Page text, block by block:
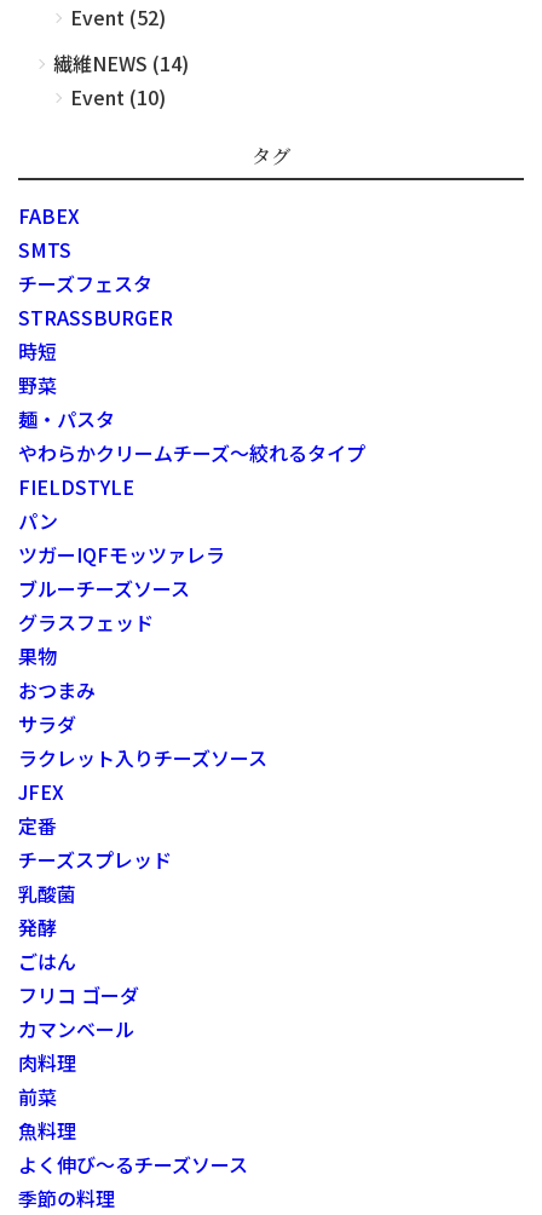
Event (52)
繊維NEWS (14)
Event (10)
タグ
FABEX
SMTS
チーズフェスタ
STRASSBURGER
時短
野菜
麺・パスタ
やわらかクリームチーズ～絞れるタイプ
FIELDSTYLE
パン
ツガーIQFモッツァレラ
ブルーチーズソース
グラスフェッド
果物
おつまみ
サラダ
ラクレット入りチーズソース
JFEX
定番
チーズスプレッド
乳酸菌
発酵
ごはん
フリコ ゴーダ
カマンベール
肉料理
前菜
魚料理
よく伸び～るチーズソース
季節の料理